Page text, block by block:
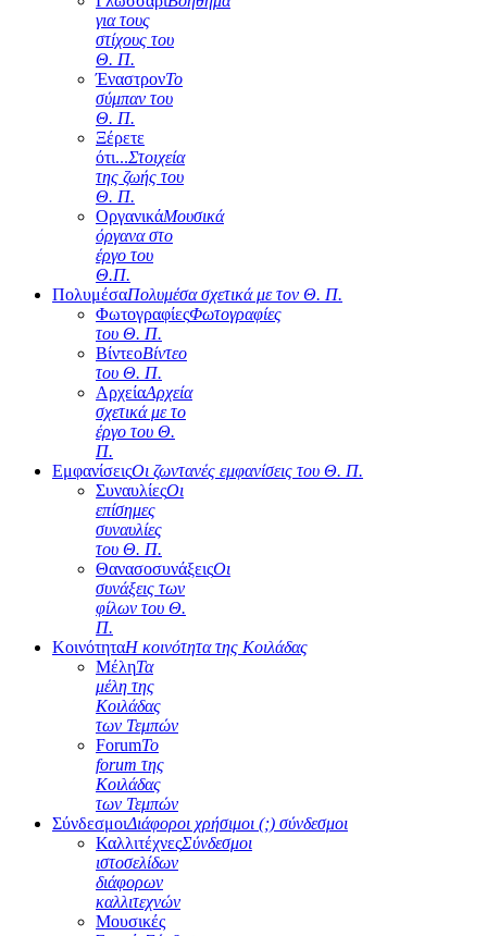
για τους
στίχους του
Θ. Π.
ΈναστρονΤο
σύμπαν του
Θ. Π.
Ξέρετε
ότι...Στοιχεία
της ζωής του
Θ. Π.
ΟργανικάΜουσικά
όργανα στο
έργο του
Θ.Π.
ΠολυμέσαΠολυμέσα σχετικά με τον Θ. Π.
ΦωτογραφίεςΦωτογραφίες
του Θ. Π.
ΒίντεοΒίντεο
του Θ. Π.
ΑρχείαΑρχεία
σχετικά με το
έργο του Θ.
Π.
ΕμφανίσειςΟι ζωντανές εμφανίσεις του Θ. Π.
ΣυναυλίεςΟι
επίσημες
συναυλίες
του Θ. Π.
ΘανασοσυνάξειςΟι
συνάξεις των
φίλων του Θ.
Π.
ΚοινότηταΗ κοινότητα της Κοιλάδας
ΜέληΤα
μέλη της
Κοιλάδας
των Τεμπών
ForumΤο
forum της
Κοιλάδας
των Τεμπών
ΣύνδεσμοιΔιάφοροι χρήσιμοι (;) σύνδεσμοι
ΚαλλιτέχνεςΣύνδεσμοι
ιστοσελίδων
διάφορων
καλλιτεχνών
Μουσικές